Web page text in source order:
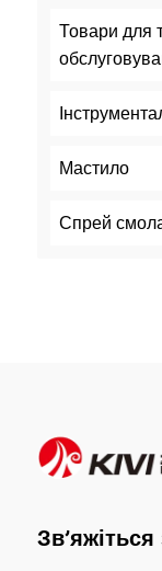
Товари для
Мастило
Спрей